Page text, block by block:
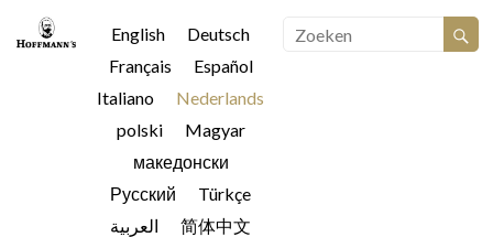
English
Deutsch
Français
Español
Italiano
Nederlands
polski
Magyar
македонски
Русский
Türkçe
العربية
简体中文